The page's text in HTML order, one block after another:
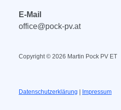
E-Mail
office@pock-pv.at
Copyright © 2026 Martin Pock PV ET
Datenschutzerklärung | Impressum